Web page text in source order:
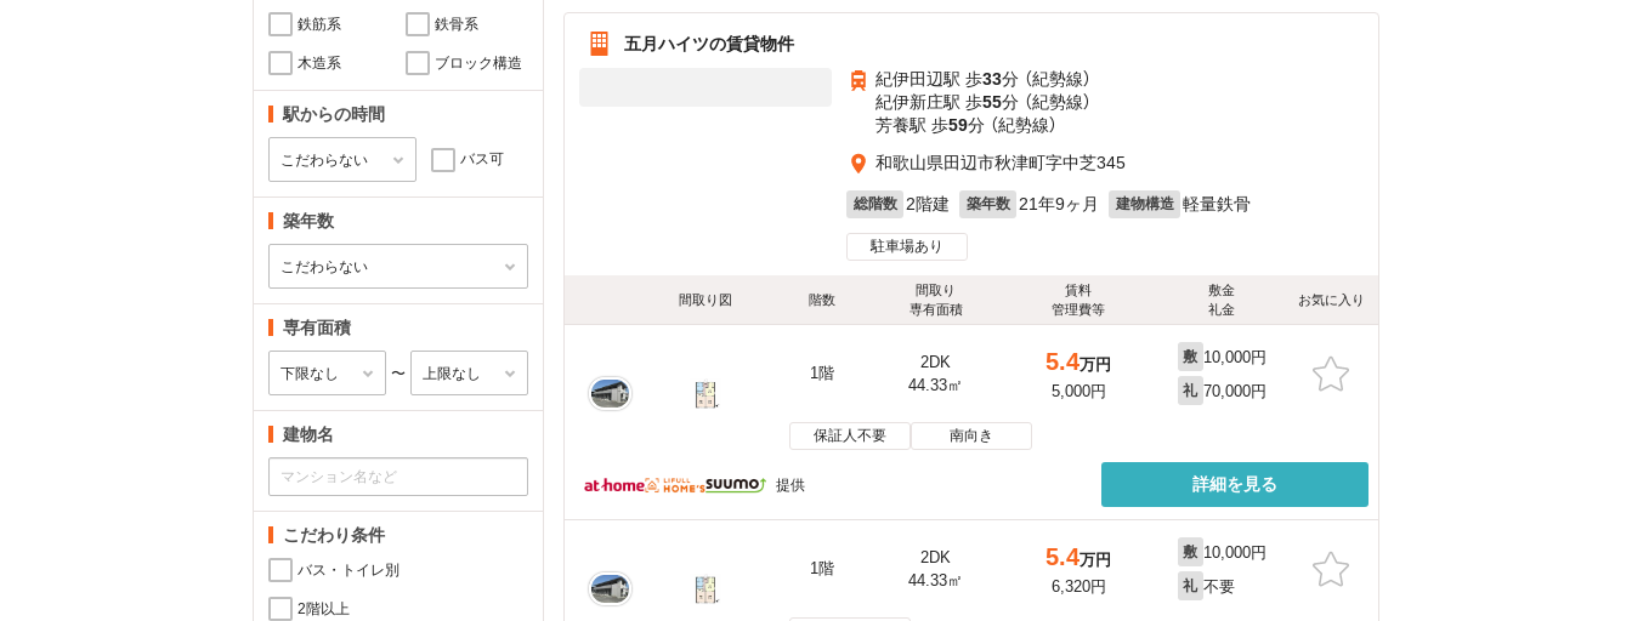
鉄筋系 鉄骨系
木造系 ブロック構造
駅からの時間
バス可
築年数
専有面積
〜
建物名
こだわり条件
バス・トイレ別
2階以上
五月ハイツの賃貸物件
紀伊田辺駅 歩33分 （紀勢線）
紀伊新庄駅 歩55分 （紀勢線）
芳養駅 歩59分 （紀勢線）
和歌山県田辺市秋津町字中芝345
総階数 2階建 築年数 21年9ヶ月 建物構造 軽量鉄骨
駐車場あり
間取り図 階数
間取り
専有面積
賃料
管理費等
敷金
礼金
お気に入り
1階
2DK
44.33㎡
5.4万円
5,000円
敷 10,000円
礼 70,000円
保証人不要 南向き
提供 詳細を見る
1階
2DK
44.33㎡
5.4万円
6,320円
敷 10,000円
礼 不要